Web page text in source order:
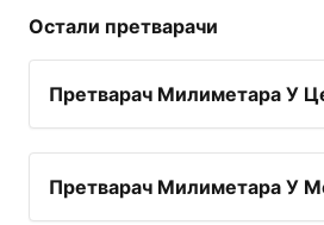
Остали претварачи
Претварач Милиметара У
Претварач Милиметара У